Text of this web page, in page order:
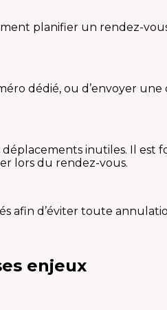
planifier un rendez-
dédié, ou d’envoyer
déplacements inutiles. Il
lors du rendez-vous.
afin d’éviter toute
enjeux